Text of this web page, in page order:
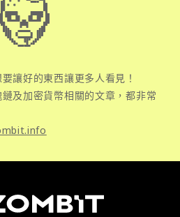
讓好的東西讓更多人看見！
及加密貨幣相關的文章，都非常